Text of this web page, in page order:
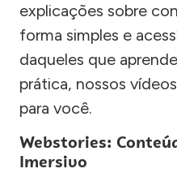
explicações sobre
forma simples e
daqueles que
prática, nossos
para você.
Webstories:
Imersivo